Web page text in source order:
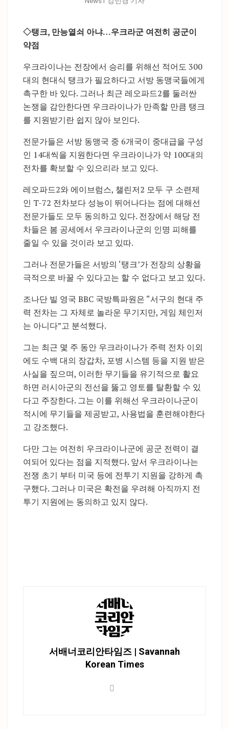
◇탱크, 만능열쇠 아냐…우크라군 여전히 공군이
약점
우크라이나는 전장에서 승리를 위해선 적어도 300
대의 현대식 탱크가 필요하다고 서방 동맹국들에게
촉구한 바 있다. 그러나 최근 레오파드2를 둘러싼
논쟁을 감안한다면 우크라이나가 만족할 만큼 탱크
를 지원받기란 쉽지 않아 보인다.
전문가들은 서방 동맹국 중 6개국이 중대급을 구성
인 14대씩을 지원한다면 우크라이나가 약 100대의
전차를 확보할 수 있으리라 보고 있다.
레오파드2와 에이브럼스, 챌린저2 모두 구 소련제
인 T-72 전차보다 성능이 뛰어나다는 점에 대해선
전문가들도 모두 동의하고 있다. 전장에서 해당 전
차들은 봄 공세에서 우크라이나군의 인명 피해를
줄일 수 있을 것이라 보고 있따.
그러나 전문가들은 서방의 ‘탱크’가 전장의 상황을
극적으로 바꿀 수 있다고는 할 수 없다고 보고 있다.
조나단 빌 영국 BBC 국방특파원은 “서구의 현대 주
력 전차는 그 자체로 놀라운 무기지만, 게임 체인저
는 아니다”고 분석했다.
그는 최근 몇 주 동안 우크라이나가 주력 전차 이외
에도 수백 대의 장갑차, 포병 시스템 등을 지원 받은
사실을 짚으며, 이러한 무기들을 유기적으로 활요
하면 러시아군의 전선을 뚫고 영토를 탈환할 수 있
다고 주장한다. 그는 이를 위해선 우크라이나군이
적시에 무기들을 제공받고, 사용법을 훈련해야한다
고 강조했다.
다만 그는 여전히 우크라이나군에 공군 전력이 결
여되어 있다는 점을 지적했다. 앞서 우크라이나는
전쟁 초기 부터 미국 등에 전투기 지원을 강하게 촉
구했다. 그러나 미국은 확전을 우려해 아직까지 전
투기 지원에는 동의하고 있지 않다.
서배너코리안타임즈 | Savannah
Korean Times